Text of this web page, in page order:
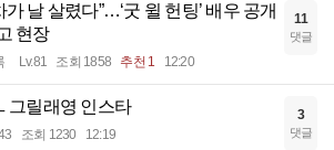
가 날 살렸다”…‘굿 윌 헌팅’ 배우 공개
현장
Lv.81 조회 1858 추천 1 12:20
11
댓글
그릴래영 인스타
조회 1230 12:19
3
댓글